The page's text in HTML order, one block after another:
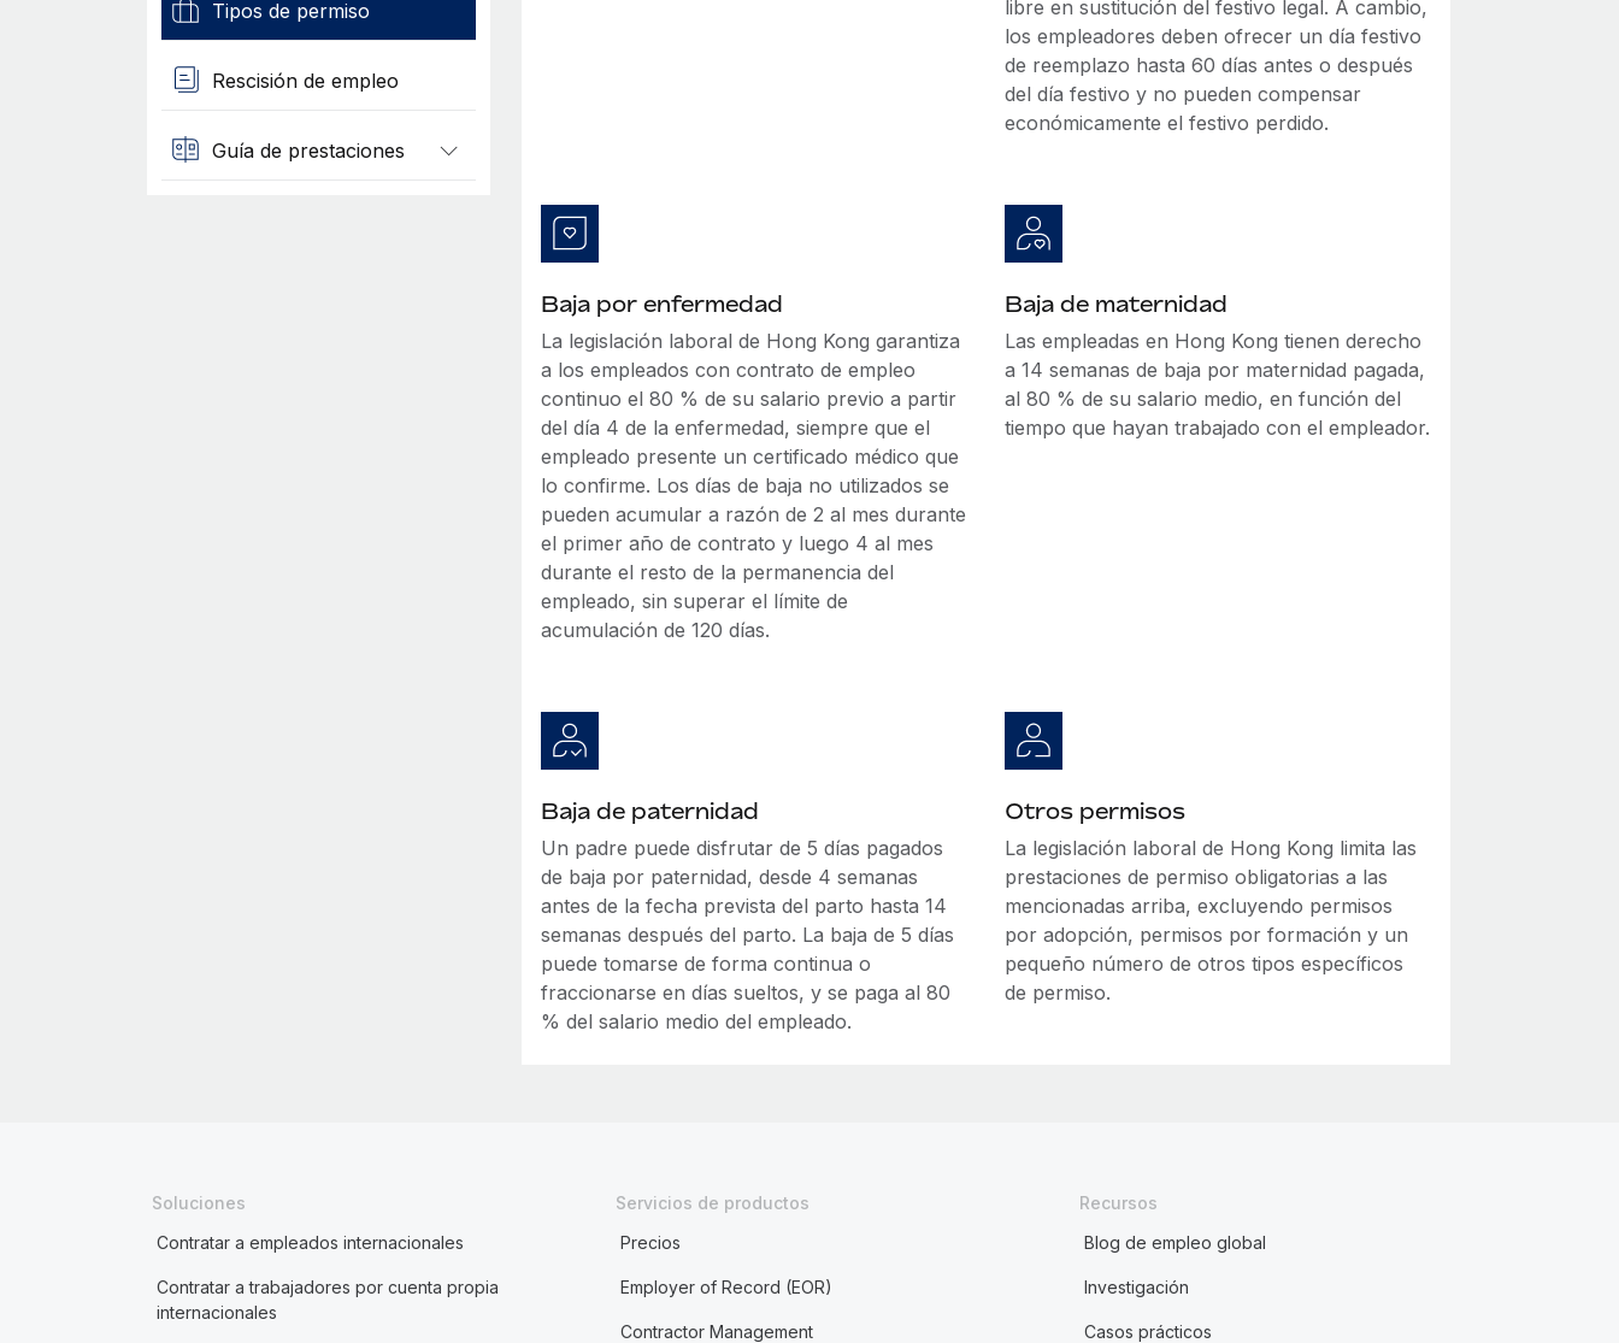
Tipos de permiso
Rescisión de empleo
Guía de prestaciones
libre en sustitución del festivo legal. A cambio,
los empleadores deben ofrecer un día festivo
de reemplazo hasta 60 días antes o después
del día festivo y no pueden compensar
económicamente el festivo perdido.
Baja por enfermedad
La legislación laboral de Hong Kong garantiza
a los empleados con contrato de empleo
continuo el 80 % de su salario previo a partir
del día 4 de la enfermedad, siempre que el
empleado presente un certificado médico que
lo confirme. Los días de baja no utilizados se
pueden acumular a razón de 2 al mes durante
el primer año de contrato y luego 4 al mes
durante el resto de la permanencia del
empleado, sin superar el límite de
acumulación de 120 días.
Baja de maternidad
Las empleadas en Hong Kong tienen derecho
a 14 semanas de baja por maternidad pagada,
al 80 % de su salario medio, en función del
tiempo que hayan trabajado con el empleador.
Baja de paternidad
Un padre puede disfrutar de 5 días pagados
de baja por paternidad, desde 4 semanas
antes de la fecha prevista del parto hasta 14
semanas después del parto. La baja de 5 días
puede tomarse de forma continua o
fraccionarse en días sueltos, y se paga al 80
% del salario medio del empleado.
Otros permisos
La legislación laboral de Hong Kong limita las
prestaciones de permiso obligatorias a las
mencionadas arriba, excluyendo permisos
por adopción, permisos por formación y un
pequeño número de otros tipos específicos
de permiso.
Soluciones
Contratar a empleados internacionales
Contratar a trabajadores por cuenta propia
internacionales
Servicios de productos
Precios
Employer of Record (EOR)
Contractor Management
Recursos
Blog de empleo global
Investigación
Casos prácticos